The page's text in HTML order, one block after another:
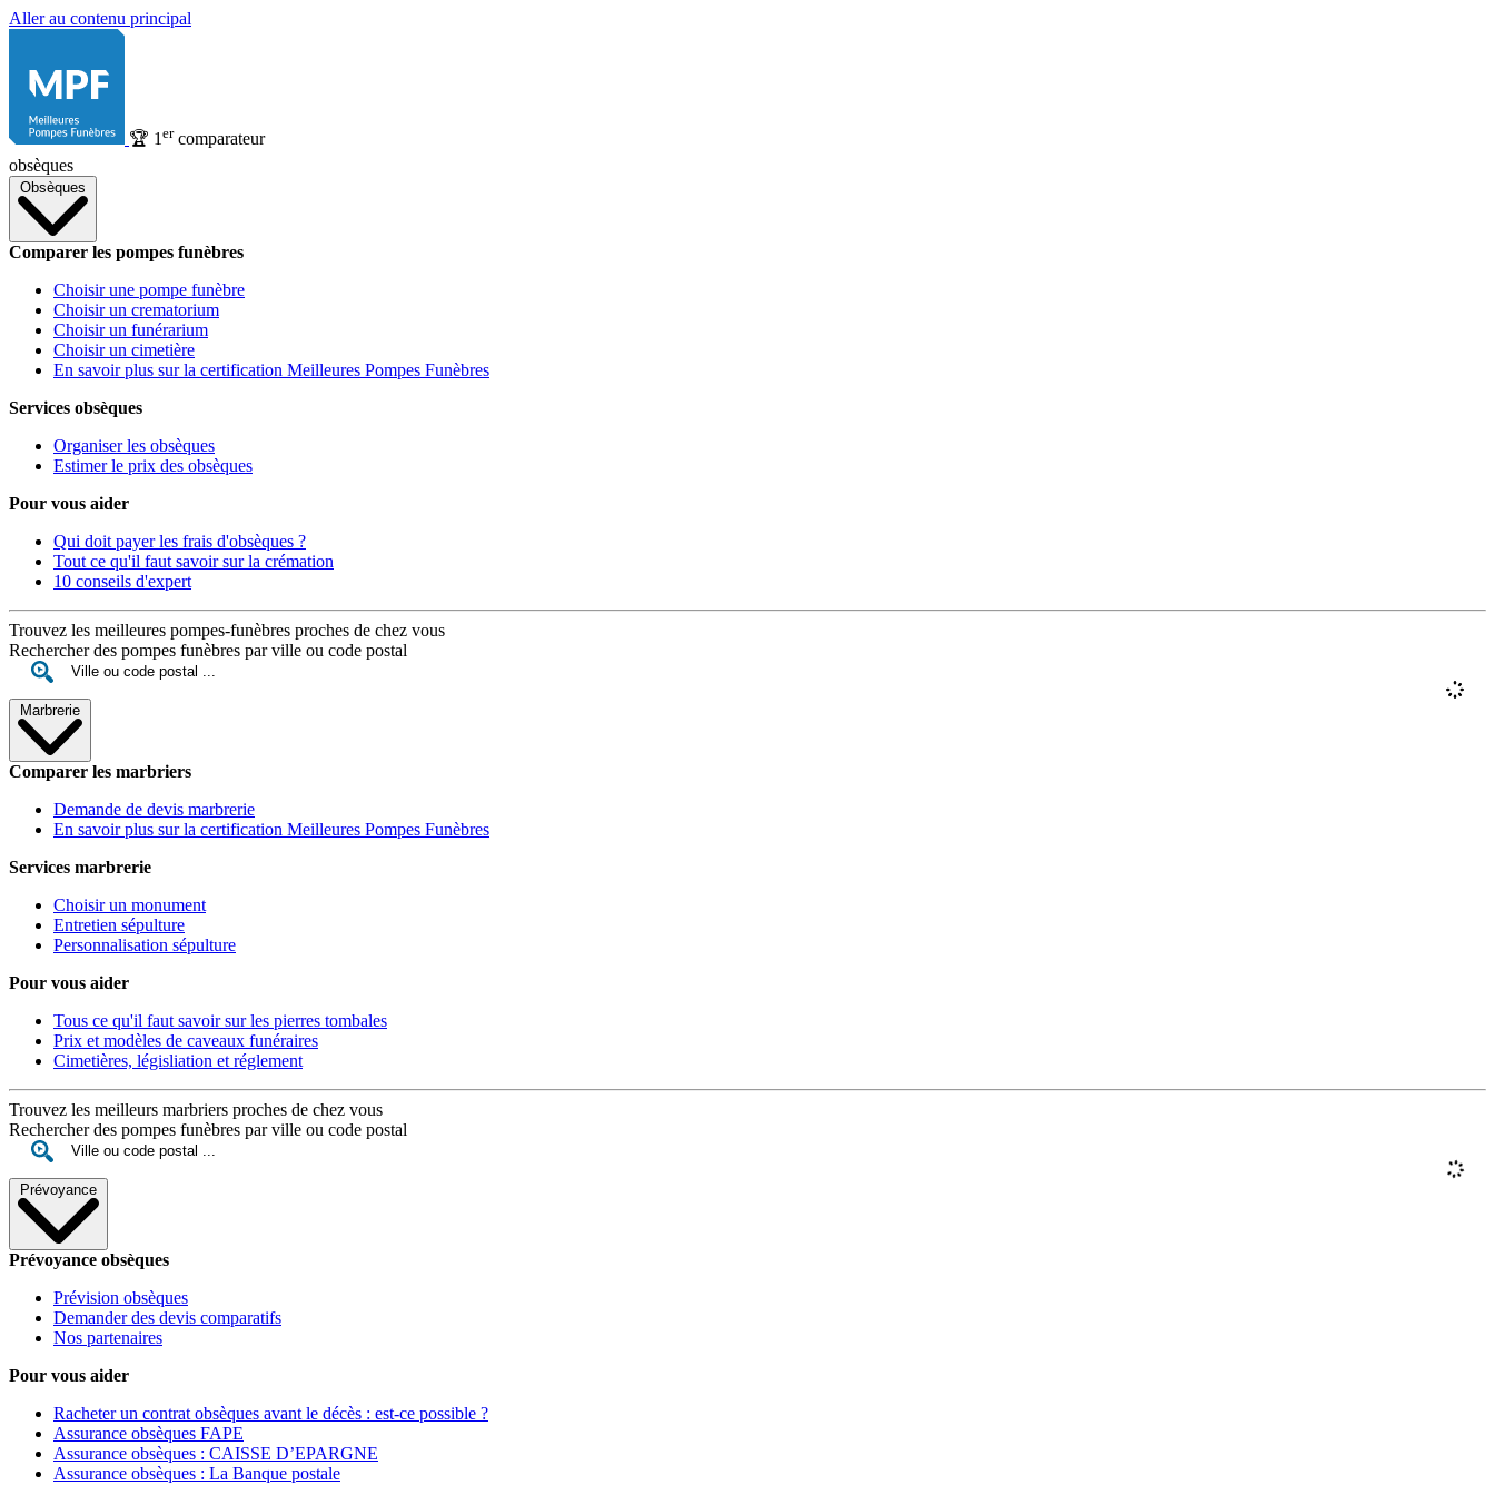
Aller au contenu principal
🏆 1 ercomparateur
obsèques
Obsèques
Comparer les pompes funèbres
Choisir une pompe funèbre
Choisir un crematorium
Choisir un funérarium
Choisir un cimetière
En savoir plus sur la certification Meilleures Pompes Funèbres
Services obsèques
Organiser les obsèques
Estimer le prix des obsèques
Pour vous aider
Qui doit payer les frais d'obsèques ?
Tout ce qu'il faut savoir sur la crémation
10 conseils d'expert
Trouvez les meilleures pompes-funèbres proches de chez vous
Rechercher des pompes funèbres par ville ou code postal
Marbrerie
Comparer les marbriers
Demande de devis marbrerie
En savoir plus sur la certification Meilleures Pompes Funèbres
Services marbrerie
Choisir un monument
Entretien sépulture
Personnalisation sépulture
Pour vous aider
Tous ce qu'il faut savoir sur les pierres tombales
Prix et modèles de caveaux funéraires
Cimetières, législiation et réglement
Trouvez les meilleurs marbriers proches de chez vous
Rechercher des pompes funèbres par ville ou code postal
Prévoyance
Prévoyance obsèques
Prévision obsèques
Demander des devis comparatifs
Nos partenaires
Pour vous aider
Racheter un contrat obsèques avant le décès : est-ce possible ?
Assurance obsèques FAPE
Assurance obsèques : CAISSE D’EPARGNE
Assurance obsèques : La Banque postale